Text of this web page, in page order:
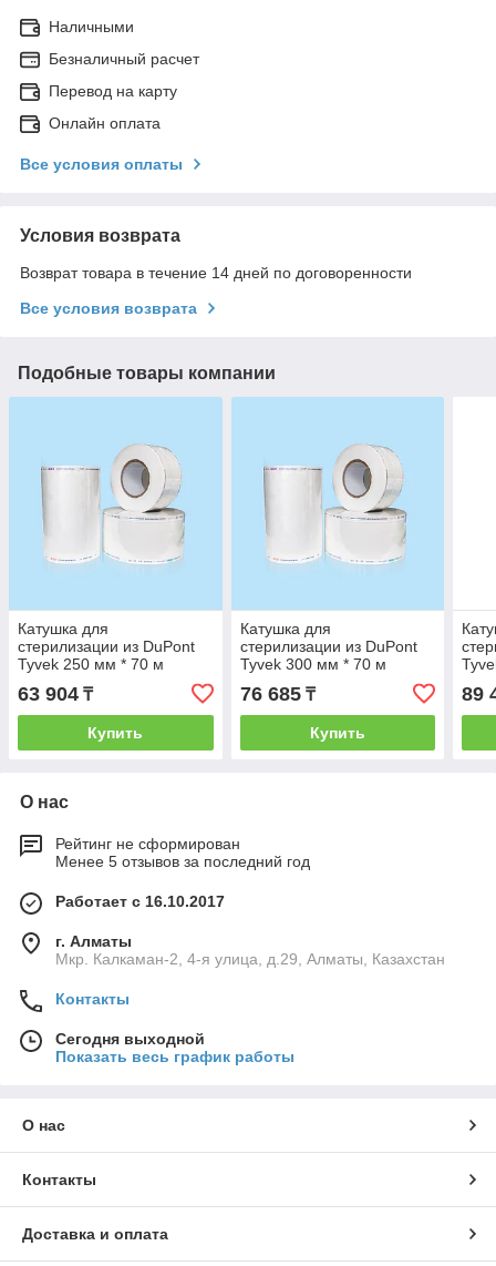
Наличными
Безналичный расчет
Перевод на карту
Онлайн оплата
Все условия оплаты
Условия возврата
Возврат товара в течение 14 дней по договоренности
Все условия возврата
Подобные товары компании
Катушка для
стерилизации из DuPont
Tyvek 250 мм * 70 м
63 904 ₸
Купить
Катушка для
стерилизации из DuPont
Tyvek 300 мм * 70 м
76 685₸
Купить
89
О нас
Рейтинг не сформирован
Менее 5 отзывов за последний год
Работает с 16.10.2017
г. Алматы
Мкр. Калкаман-2, 4-я улица, д.29, Алматы, Казахстан
Контакты
Сегодня выходной
Показать весь график работы
О нас
Контакты
Доставка и оплата